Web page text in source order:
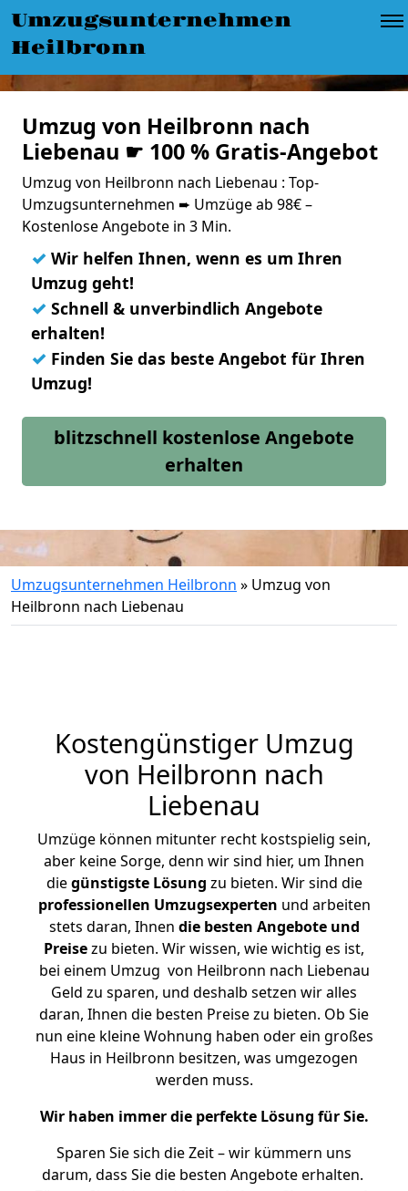
Umzugsunternehmen
Heilbronn
Umzug von Heilbronn nach
Liebenau ☛ 100 % Gratis-Angebot
Umzug von Heilbronn nach Liebenau : Top-
Umzugsunternehmen ➨ Umzüge ab 98€ –
Kostenlose Angebote in 3 Min.
✓ Wir helfen Ihnen, wenn es um Ihren
Umzug geht!
✓ Schnell & unverbindlich Angebote
erhalten!
✓ Finden Sie das beste Angebot für Ihren
Umzug!
blitzschnell kostenlose Angebote
erhalten
Umzugsunternehmen Heilbronn » Umzug von
Heilbronn nach Liebenau
Kostengünstiger Umzug
von Heilbronn nach
Liebenau
Umzüge können mitunter recht kostspielig sein,
aber keine Sorge, denn wir sind hier, um Ihnen
diegünstigste Lösung zu bieten. Wir sind die
professionellen Umzugsexperten und arbeiten
stets daran, Ihnen die besten Angebote und
Preisezu bieten. Wir wissen, wie wichtig es ist,
bei einem Umzug von Heilbronn nach Liebenau
Geld zu sparen, und deshalb setzen wir alles
daran, Ihnen die besten Preise zu bieten. Ob Sie
nun eine kleine Wohnung haben oder ein großes
Haus in Heilbronn besitzen, was umgezogen
werden muss.
Wir haben immer die perfekte Lösung für Sie.
Sparen Sie sich die Zeit – wir kümmern uns
darum, dass Sie die besten Angebote erhalten.